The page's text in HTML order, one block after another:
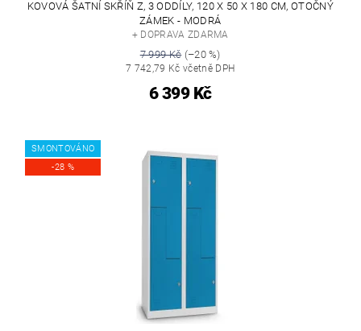
KOVOVÁ ŠATNÍ SKŘÍŇ Z, 3 ODDÍLY, 120 X 50 X 180 CM, OTOČNÝ
ZÁMEK - MODRÁ
+ DOPRAVA ZDARMA
7 999 Kč(–20 %)
7 742,79 Kč včetně DPH
6 399 Kč
SMONTOVÁNO
-28 %